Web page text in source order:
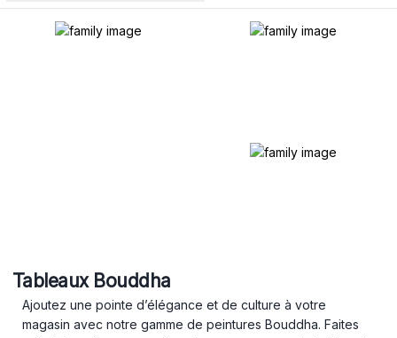
Tableaux Bouddha
Ajoutez une pointe d’élégance et de culture à votre
magasin avec notre gamme de peintures Bouddha. Faites